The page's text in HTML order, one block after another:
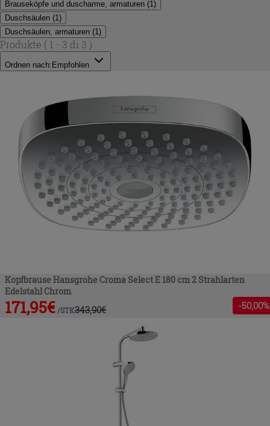
Brauseköpfe und duscharme, armaturen (1 )
Duschsäulen (1 )
Duschsäulen, armaturen (1 )
Produkte ( 1 - 3 di 3 )
Ordnen nach: Empfohlen
Kopfbrause Hansgrohe Croma Select E 180 cm 2 Strahlarten
Edelstahl Chrom
171,95€ /STK343,90€ -50,00%